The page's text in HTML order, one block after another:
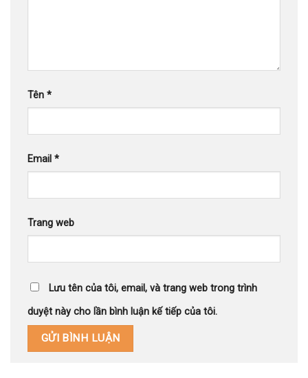
Tên *
Email *
Trang web
Lưu tên của tôi, email, và trang web trong trình
duyệt này cho lần bình luận kế tiếp của tôi.